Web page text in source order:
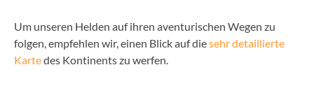
Um unseren Helden auf ihren aventurischen Wegen zu
folgen, empfehlen wir, einen Blick auf diesehr detaillierte
Kartedes Kontinents zu werfen.